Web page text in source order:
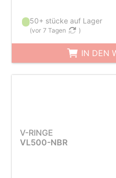
50+ stücke auf Lager
(vor 7 Tagen )
IN DEN
V-RINGE
VL500-NBR